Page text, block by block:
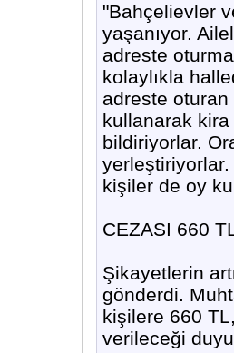
"Bahçelievler
yaşanıyor.
adreste
kolaylıkla
adreste oturan
kullanarak kira
bildiriyorlar.
kişiler de oy
CEZASI 660
Şikayetlerin
gönderdi.
kişilere 660
verileceği